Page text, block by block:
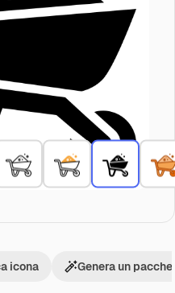
icona Genera un